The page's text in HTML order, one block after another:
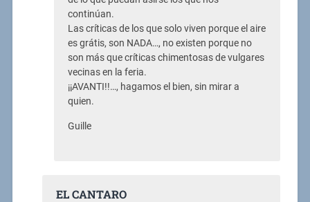
continúan.
Las críticas de los que solo viven porque el aire
es grátis, son NADA…, no existen porque no
son más que críticas chimentosas de vulgares
vecinas en la feria.
¡¡AVANTI!!…, hagamos el bien, sin mirar a
quien.
Guille
EL CANTARO